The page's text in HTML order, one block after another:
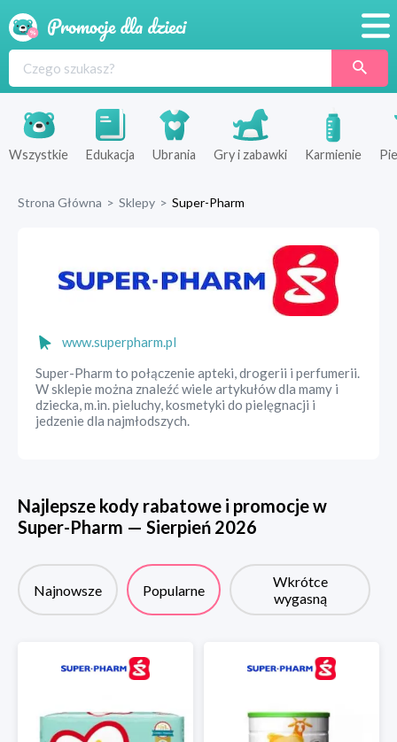
Produkty
Sklepy
Wszystkie Edukacja Ubrania Gry i zabawki Karmienie
Strona Główna > Sklepy > Super-Pharm
www.superpharm.pl
Super-Pharm to połączenie apteki, drogerii i perfumerii.
W sklepie można znaleźć wiele artykułów dla mamy i
dziecka, m.in. pieluchy, kosmetyki do pielęgnacji i
jedzenie dla najmłodszych.
Najlepsze kody rabatowe i promocje w
Super-Pharm — Sierpień 2026
Najnowsze Popularne
Wkrótce
wygasną